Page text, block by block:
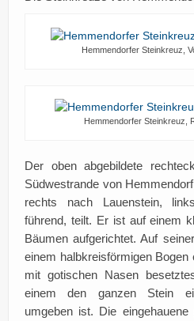
Hemmendorfer Steinkreuz,
Hemmendorfer Steinkreuz,
Der oben abgebildete
Südwestrande von
rechts nach Lauenstein,
führend, teilt. Er ist auf einem
Bäumen aufgerichtet. Auf
einem halbkreisförmigen
mit gotischen Nasen
einem den ganzen Stein
umgeben ist. Die